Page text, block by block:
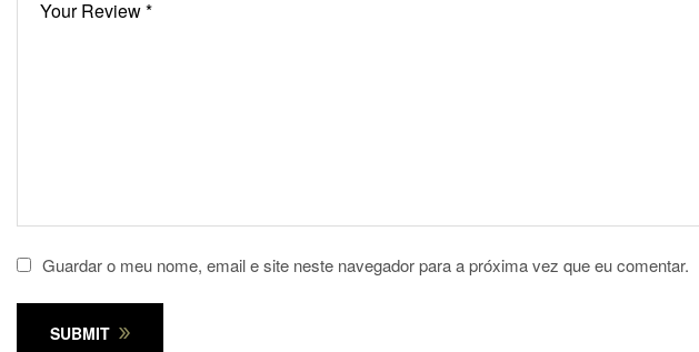
Guardar o meu nome, email e site neste navegador para a próxima vez que eu comentar.
SUBMIT